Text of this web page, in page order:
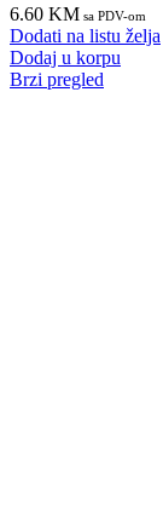
6.60 KM sa PDV-om
Dodati na listu želja
Dodaj u korpu
Brzi pregled